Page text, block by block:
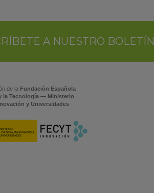
A NUESTRO BOLETÍN
de la Fundación Española
la Tecnología — Ministerio
y Universidades